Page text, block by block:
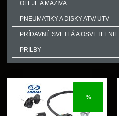
OLEJE A MAZIVÁ
PNEUMATIKY A DISKY ATV/ UTV
PRÍDAVNÉ SVETLÁ A OSVETLENIE
PRILBY
%